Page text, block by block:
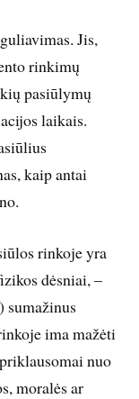
Jis,
rinkimų
pasiūlymų
laikais.
kaip antai
rinkoje yra
dėsniai, –
sumažinus
ima mažėti
nuo
moralės ar